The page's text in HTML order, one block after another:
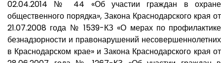
02.04.2014 № 44 «Об участии граждан в охране
общественного порядка», Закона Краснодарского края от
21.07.2008 года № 1539-КЗ «О мерах по профилактике
безнадзорности и правонарушений несовершеннолетних
в Краснодарском крае» и Закона Краснодарского края от